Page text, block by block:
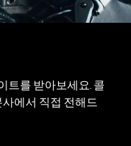
트를 받아보세요. 콜
에서 직접 전해드